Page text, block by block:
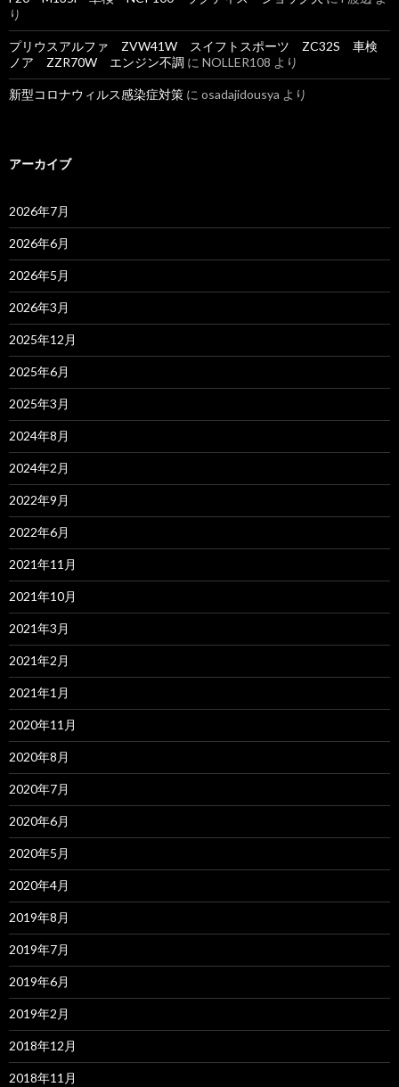
り
プリウスアルファ ZVW41W スイフトスポーツ ZC32S 車検
ノア ZZR70W エンジン不調 に NOLLER108 より
新型コロナウィルス感染症対策 に osadajidousya より
アーカイブ
2026年7月
2026年6月
2026年5月
2026年3月
2025年12月
2025年6月
2025年3月
2024年8月
2024年2月
2022年9月
2022年6月
2021年11月
2021年10月
2021年3月
2021年2月
2021年1月
2020年11月
2020年8月
2020年7月
2020年6月
2020年5月
2020年4月
2019年8月
2019年7月
2019年6月
2019年2月
2018年12月
2018年11月